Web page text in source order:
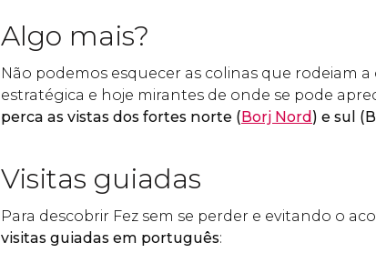
Algo mais?
Não podemos esquecer as colinas que rodeiam
estratégica e hoje mirantes de onde se pode
perca as vistas dos fortes norte (Borj Nord) e sul
Visitas guiadas
Para descobrir Fez sem se perder e evitando o
visitas guiadas em português: